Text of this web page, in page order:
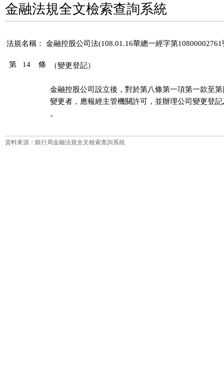
金融法規全文檢索查詢系統
法規名稱： 金融控股公司法(108.01.16華總一經字第
第 14 條 （變更登記）
金融控股公司設立後，對於第八條第一項第一款至
變更者，應報經主管機關許可，並辦理公司變更登
。
資料來源：銀行局金融法規全文檢索查詢系統